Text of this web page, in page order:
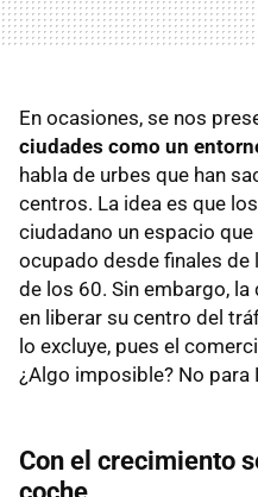
En ocasiones, se nos
ciudades como un
habla de urbes que han
centros. La idea es que
ciudadano un espacio
ocupado desde finales de
de los 60. Sin embargo,
en liberar su centro del
lo excluye, pues el
¿Algo imposible? No para
Con el crecimiento